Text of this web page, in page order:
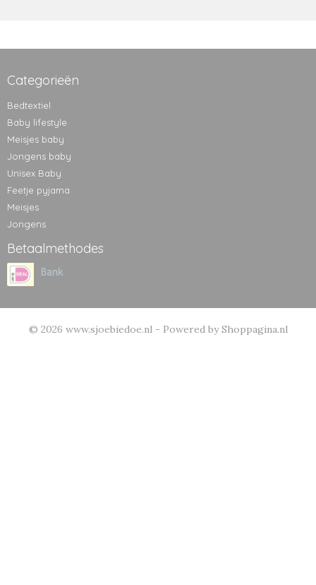
Categorieën
Bedtextiel
Baby lifestyle
Meisjes baby
Jongens baby
Unisex Baby
Feetje pyjama
Meisjes
Jongens
Betaalmethodes
© 2026 www.sjoebiedoe.nl - Powered by Shoppagina.nl